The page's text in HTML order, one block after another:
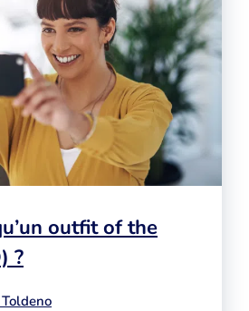
outfit of the
?